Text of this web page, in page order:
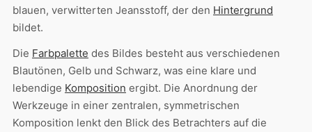
blauen, verwitterten Jeansstoff, der den Hintergrund
bildet.
Die Farbpalette des Bildes besteht aus verschiedenen
Blautönen, Gelb und Schwarz, was eine klare und
lebendige Komposition ergibt. Die Anordnung der
Werkzeuge in einer zentralen, symmetrischen
Komposition lenkt den Blick des Betrachters auf die